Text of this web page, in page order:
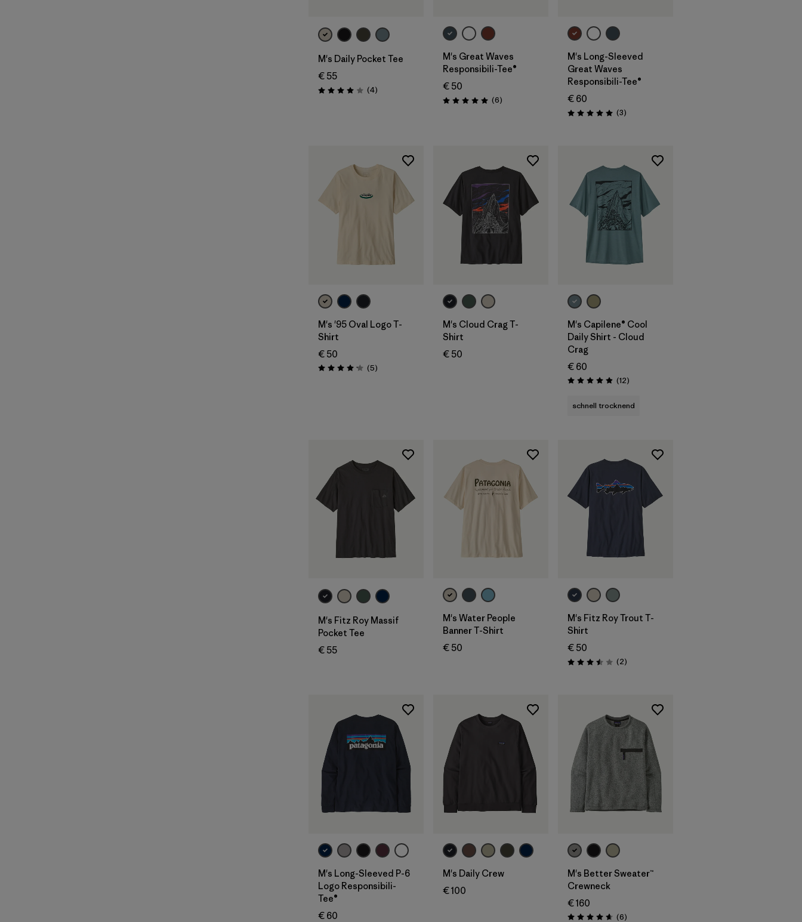
M's Daily Pocket Tee
€ 55
Bewertung: 4.0 / 5
(4Rezensionen
)
M's Great Waves
Responsibili-Tee®
€ 50
Bewertung: 5.0 / 5
(6Rezensionen
)
M's Long-Sleeved
Great Waves
Responsibili-Tee®
€ 60
Bewertung: 5.0 / 5
(3Rezensionen
)
M's '95 Oval Logo T-
Shirt
€ 50
Bewertung: 4.2 / 5
(5Rezensionen
)
M's Cloud Crag T-
Shirt
€ 50
M's Capilene® Cool
Daily Shirt - Cloud
Crag
€ 60
Bewertung: 4.9 / 5
(12Rezensionen
)
schnell trocknend
M's Fitz Roy Massif
Pocket Tee
€ 55
M's Water People
Banner T-Shirt
€ 50
M's Fitz Roy Trout T-
Shirt
€ 50
Bewertung: 3.5 / 5
(2Rezensionen
)
M's Long-Sleeved P-6
Logo Responsibili-
Tee®
€ 60
M's Daily Crew
€ 100
M's Better Sweater™
Crewneck
€ 160
(6Rezensionen
)